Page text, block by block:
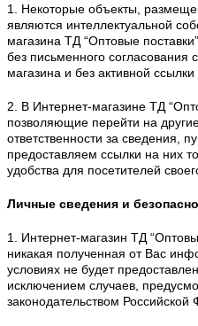
1. Некоторые объекты,
являются интеллектуальной
магазина ТД “Оптовые поставки”
без письменного согласования
магазина и без активной
2. В Интернет-магазине ТД
позволяющие перейти на
ответственности за сведения,
предоставляем ссылки на них
удобства для посетителей
Личные сведения и
1. Интернет-магазин ТД
никакая полученная от Вас
условиях не будет
исключением случаев,
законодательством Российской